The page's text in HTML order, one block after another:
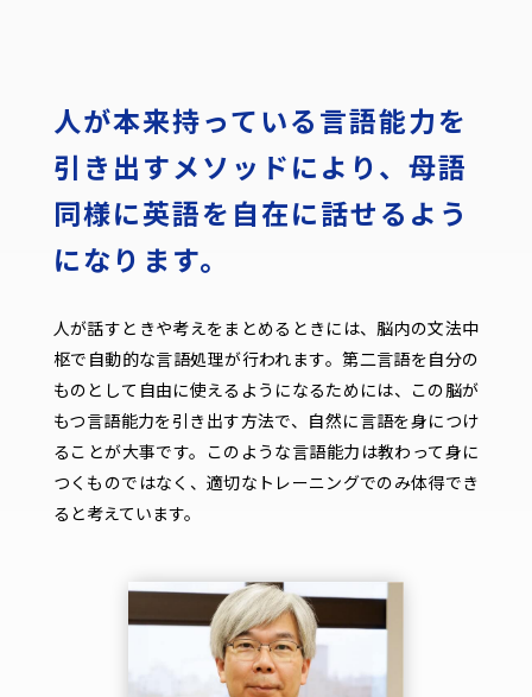
人が本来持っている言語能力を
引き出すメソッドにより、 母語
同様に英語を自在に話せるよう
になります。
人が話すときや考えをまとめるときには、脳内の文法中
枢で自動的な言語処理が行われます。第二言語を自分の
ものとして自由に使えるようになるためには、この脳が
もつ言語能力を引き出す方法で、自然に言語を身につけ
ることが大事です。このような言語能力は教わって身に
つくものではなく、適切なトレーニングでのみ体得でき
ると考えています。